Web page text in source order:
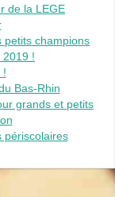
de la LEGE
petits champions
2019 !
!
Bas-Rhin
grands et petits
périscolaires